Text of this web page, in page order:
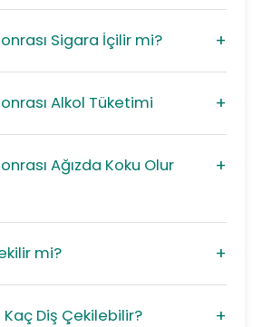
Sigara İçilir mi?
Alkol Tüketimi
Ağızda Koku Olur
mi?
Diş Çekilebilir?